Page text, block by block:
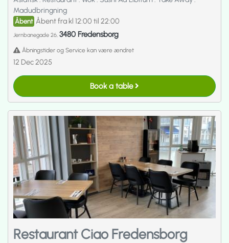
Madudbringning
Åbent Åbent fra kl 12:00 til 22:00
Jernbanegade 26, 3480 Fredensborg
Åbningstider og Service kan være ændret
12 Dec 2025
Book a table
Restaurant Ciao Fredensborg